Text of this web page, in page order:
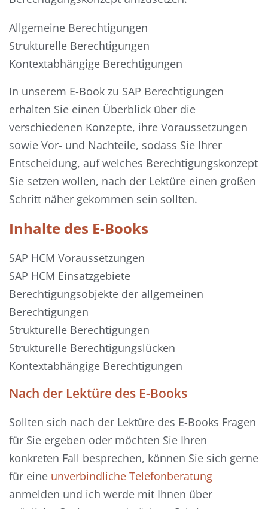
Allgemeine Berechtigungen
Strukturelle Berechtigungen
Kontextabhängige Berechtigungen
In unserem E-Book zu SAP Berechtigungen
erhalten Sie einen Überblick über die
verschiedenen Konzepte, ihre Voraussetzungen
sowie Vor- und Nachteile, sodass Sie Ihrer
Entscheidung, auf welches Berechtigungskonzept
Sie setzen wollen, nach der Lektüre einen großen
Schritt näher gekommen sein sollten.
Inhalte des E-Books
SAP HCM Voraussetzungen
SAP HCM Einsatzgebiete
Berechtigungsobjekte der allgemeinen
Berechtigungen
Strukturelle Berechtigungen
Strukturelle Berechtigungslücken
Kontextabhängige Berechtigungen
Nach der Lektüre des E-Books
Sollten sich nach der Lektüre des E-Books Fragen
für Sie ergeben oder möchten Sie Ihren
konkreten Fall besprechen, können Sie sich gerne
für eine unverbindliche Telefonberatung
anmelden und ich werde mit Ihnen über